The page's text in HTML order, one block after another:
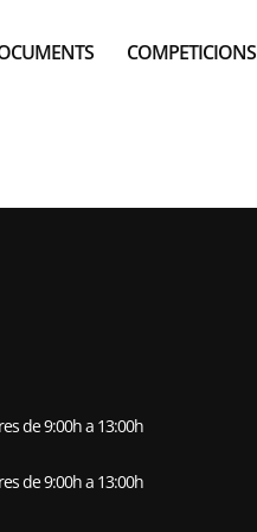
COMPETICIONS
de 9:00h a 13:00h
de 9:00h a 13:00h